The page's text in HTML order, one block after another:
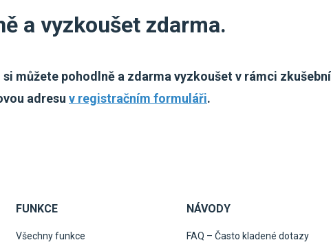
a vyzkoušet zdarma.
můžete pohodlně a zdarma vyzkoušet v rámci
adresu v registračním formuláři.
FUNKCE
Všechny funkce
NÁVODY
FAQ – Často kladené dotazy